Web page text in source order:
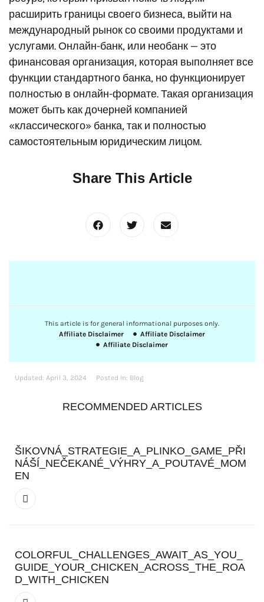
расширить границы своего бизнеса, выйти на
международный рынок со своими продуктами и
услугами. Онлайн-банк, или необанк — это
финансовая организация, которая выполняет все
функции стандартного банка, но функционирует
полностью в онлайн-формате. Такая организация
может быть как дочерней компанией
«классического» банка, так и полностью
самостоятельным юридическим лицом.
Share This Article
This article is for general informational purposes only.
Affiliate Disclaimer
Affiliate Disclaimer
Affiliate Disclaimer
Updated: April 3, 2024 Posted In: Blog
RECOMMENDED ARTICLES
ŠIKOVNÁ_STRATEGIE_A_PLINKO_GAME_PŘI
NÁŠÍ_NEČEKANÉ_VÝHRY_A_POUTAVÉ_MOM
EN
COLORFUL_CHALLENGES_AWAIT_AS_YOU_
GUIDE_YOUR_CHICKEN_ACROSS_THE_ROA
D_WITH_CHICKEN